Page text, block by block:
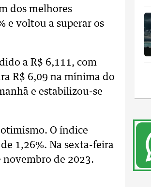
dos melhores
e voltou a superar os
a R$ 6,111, com
R$ 6,09 na mínima do
e estabilizou-se
O índice
1,26%. Na sexta-feira
de 2023.